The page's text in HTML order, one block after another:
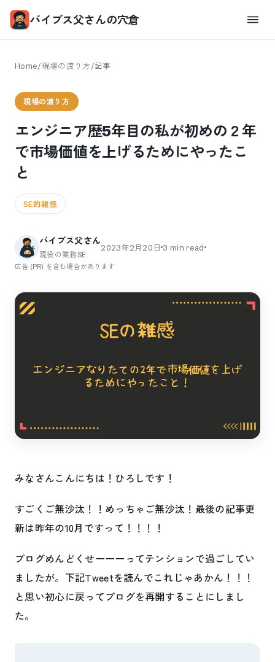
バイブス父さんの穴倉
Home/現場の渡り方 /記事
現場の渡り方
エンジニア歴5年目の私が初めの２年
で市場価値を上げるためにやったこ
と
SE的雑感
バイブス父さん
現役の業務SE
2023年2月20日3 min read
広告 (PR) を含む場合があります
みなさんこんにちは！ひろしです！
すごくご無沙汰！！めっちゃご無沙汰！最後の記事更
新は昨年の10月ですって！！！！
ブログめんどくせーーーってテンションで過ごしてい
ましたが。下記Tweetを読んでこれじゃあかん！！！
と思い初心に戻ってブログを再開することにしまし
た。